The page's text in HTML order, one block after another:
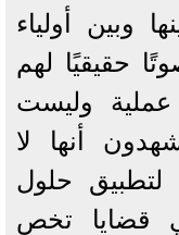
وبين أولياء
حقيقيًا لهم
عملية وليست
أنها لا
لتطبيق حلول
قضايا تخص